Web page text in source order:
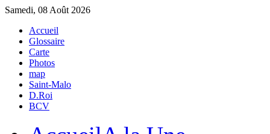
Samedi, 08 Août 2026
Accueil
Glossaire
Carte
Photos
map
Saint-Malo
D.Roi
BCV